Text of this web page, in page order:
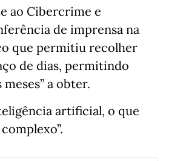
ao Cibercrime e
de imprensa na
que permitiu recolher
de dias, permitindo
a obter.
artificial, o que